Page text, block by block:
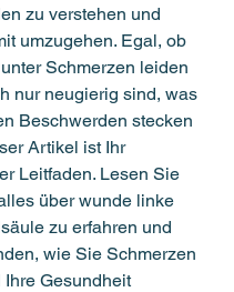
zu verstehen und
umzugehen. Egal, ob
Schmerzen leiden
nur neugierig sind, was
Beschwerden stecken
Artikel ist Ihr
Leitfaden. Lesen Sie
über wunde linke
zu erfahren und
wie Sie Schmerzen
Ihre Gesundheit